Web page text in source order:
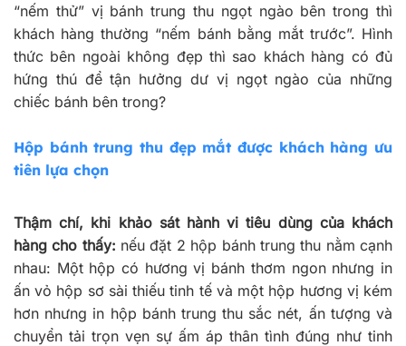
“nếm thử” vị bánh trung thu ngọt ngào bên trong thì
khách hàng thường “nếm bánh bằng mắt trước”. Hình
thức bên ngoài không đẹp thì sao khách hàng có đủ
hứng thú để tận hưởng dư vị ngọt ngào của những
chiếc bánh bên trong?
Hộp bánh trung thu đẹp mắt được khách hàng ưu
tiên lựa chọn
Thậm chí, khi khảo sát hành vi tiêu dùng của khách
hàng cho thấy: nếu đặt 2 hộp bánh trung thu nằm cạnh
nhau: Một hộp có hương vị bánh thơm ngon nhưng in
ấn vỏ hộp sơ sài thiếu tinh tế và một hộp hương vị kém
hơn nhưng in hộp bánh trung thu sắc nét, ấn tượng và
chuyển tải trọn vẹn sự ấm áp thân tình đúng như tinh